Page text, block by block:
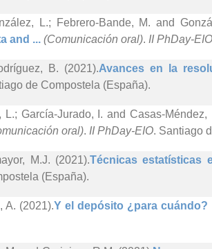
L.; Febrero-Bande, M. and
and ... (Comunicación oral). II PhDay-EIO
B. (2021).Avances en la
de Compostela (España).
L.; García-Jurado, I. and Casas-Méndez,
oral). II PhDay-EIO. Santiago
M.J. (2021).Técnicas estatísticas
(España).
A. (2021).Y el depósito ¿para cuándo?